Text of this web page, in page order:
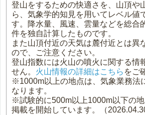
登山をするための快適さを、山頂や
ら、気象学的知見を用いてレベル値
す。降水量、風速、雲量などを総合
件を独自計算したものです。
また山頂付近の天気は麓付近とは異
ので、ご注意ください。
登山指数には火山の噴火に関する情
せん。 火山情報の詳細はこちら をご
※1000m以上の地点は、気象業務法
なります。
※試験的に500m以上1000m以下の
掲載を開始しています。（